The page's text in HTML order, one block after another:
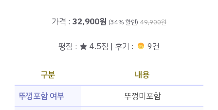
가격 : 32,900원 (34% 할인) 49,900원
평점 : ★ 4.5점 | 후기 : 9건
구분
내용
뚜껑포함 여부
뚜껑미포함